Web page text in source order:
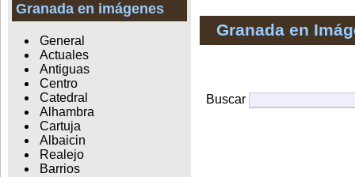
Granada en imágenes
General
Actuales
Antiguas
Centro
Catedral
Alhambra
Cartuja
Albaicin
Realejo
Barrios
Granada en
Buscar